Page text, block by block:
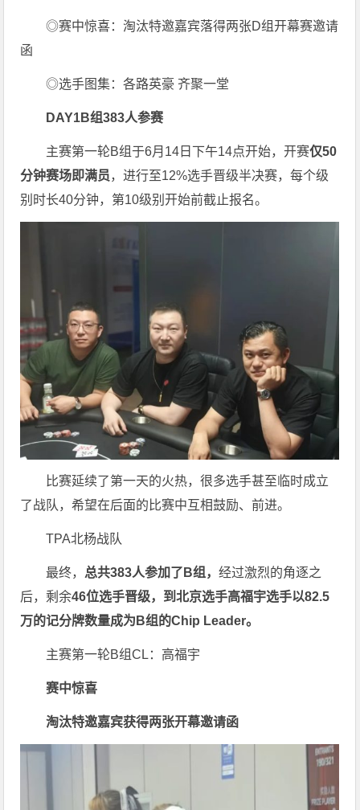
◎赛中惊喜：淘汰特邀嘉宾落得两张D组开幕赛邀请
函
◎选手图集：各路英豪 齐聚一堂
DAY1B组383人参赛
主赛第一轮B组于6月14日下午14点开始，开赛仅50
分钟赛场即满员，进行至12%选手晋级半决赛，每个级
别时长40分钟，第10级别开始前截止报名。
比赛延续了第一天的火热，很多选手甚至临时成立
了战队，希望在后面的比赛中互相鼓励、前进。
TPA北杨战队
最终， 总共383人参加了B组，经过激烈的角逐之
后，剩余46位选手晋级，到北京选手高福宇选手以82.5
万的记分牌数量成为B组的Chip Leader。
主赛第一轮B组CL：高福宇
赛中惊喜
淘汰特邀嘉宾获得两张开幕邀请函